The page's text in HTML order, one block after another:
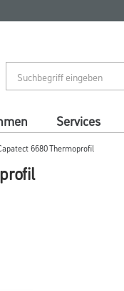
Services
6680 Thermoprofil